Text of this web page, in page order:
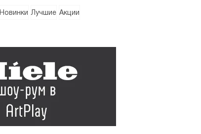
Новинки Лучшие Акции